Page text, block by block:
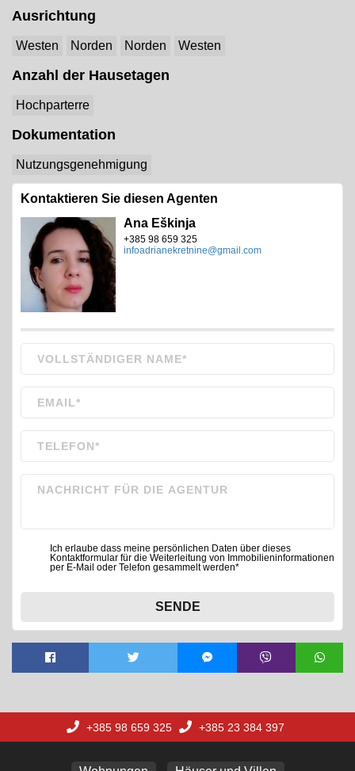
Ausrichtung
Westen Norden Norden Westen
Anzahl der Hausetagen
Hochparterre
Dokumentation
Nutzungsgenehmigung
Kontaktieren Sie diesen Agenten
Ana Eškinja
+385 98 659 325
infoadrianekretnine@gmail.com
Ich erlaube dass meine persönlichen Daten über dieses
Kontaktformular für die Weiterleitung von Immobilieninformationen
per E-Mail oder Telefon gesammelt werden*
SENDE
+385 98 659 325 +385 23 384 397